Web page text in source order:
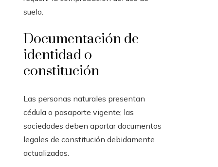
suelo.
Documentación de
identidad o
constitución
Las personas naturales presentan
cédula o pasaporte vigente; las
sociedades deben aportar documentos
legales de constitución debidamente
actualizados.